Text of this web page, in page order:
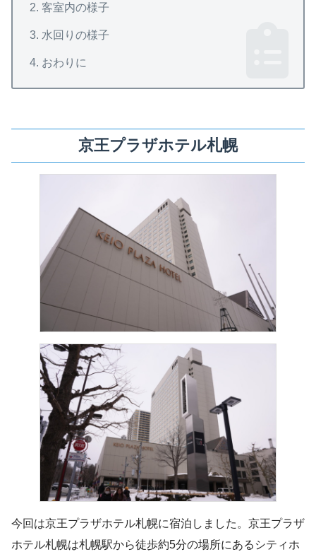
客室内の様子
水回りの様子
おわりに
京王プラザホテル札幌
今回は京王プラザホテル札幌に宿泊しました。京王プラザ
ホテル札幌は札幌駅から徒歩約5分の場所にあるシティホ